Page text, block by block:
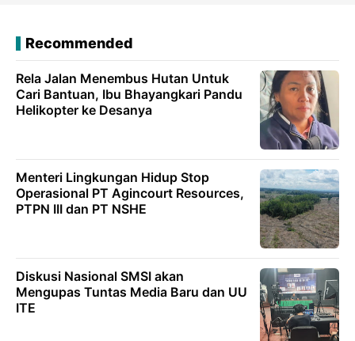
Recommended
Rela Jalan Menembus Hutan Untuk
Cari Bantuan, Ibu Bhayangkari Pandu
Helikopter ke Desanya
Menteri Lingkungan Hidup Stop
Operasional PT Agincourt Resources,
PTPN III dan PT NSHE
Diskusi Nasional SMSI akan
Mengupas Tuntas Media Baru dan UU
ITE